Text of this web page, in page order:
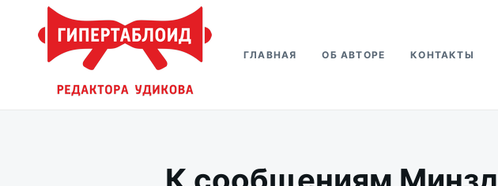
Перейти
содержимому
ГЛАВНАЯ ОБ АВТОРЕ КОНТАКТЫ